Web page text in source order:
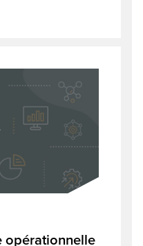
opérationnelle